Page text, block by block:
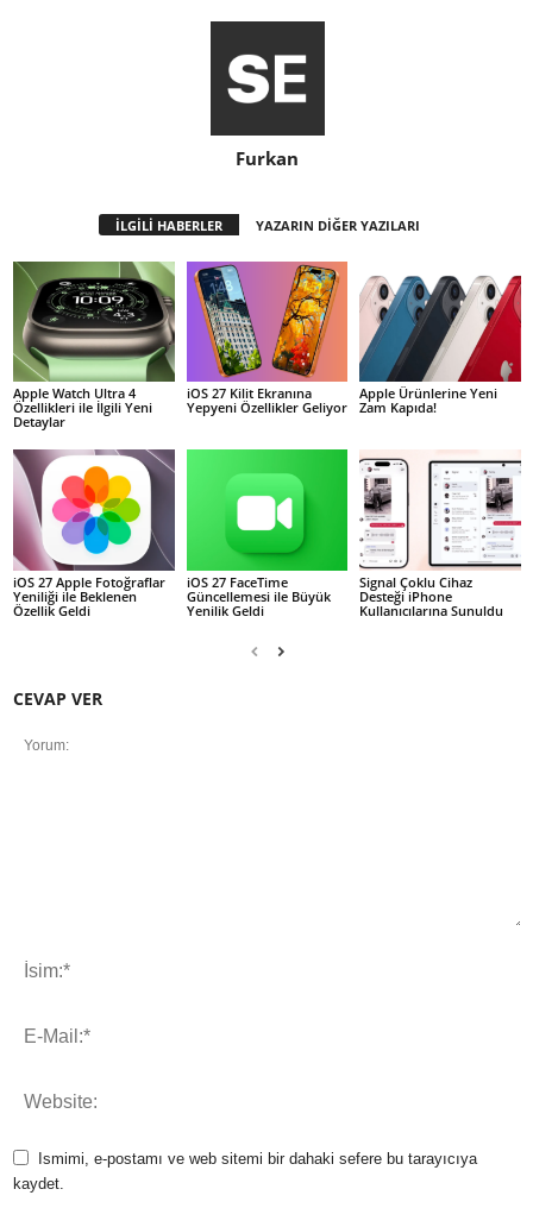
Furkan
İLGİLİ HABERLER YAZARIN DİĞER YAZILARI
Apple Watch Ultra 4
Özellikleri ile İlgili Yeni
Detaylar
iOS 27 Kilit Ekranına
Yepyeni Özellikler Geliyor
Apple Ürünlerine Yeni
Zam Kapıda!
iOS 27 Apple Fotoğraflar
Yeniliği ile Beklenen
Özellik Geldi
iOS 27 FaceTime
Güncellemesi ile Büyük
Yenilik Geldi
Signal Çoklu Cihaz
Desteği iPhone
Kullanıcılarına Sunuldu
CEVAP VER
Ismimi, e-postamı ve web sitemi bir dahaki sefere bu tarayıcıya
kaydet.